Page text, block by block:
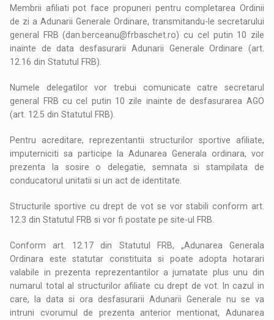
Membrii afiliati pot face propuneri pentru completarea Ordinii
de zi a Adunarii Generale Ordinare, transmitandu-le secretarului
general FRB (dan.berceanu@frbaschet.ro) cu cel putin 10 zile
inainte de data desfasurarii Adunarii Generale Ordinare (art.
12.16 din Statutul FRB).
Numele delegatilor vor trebui comunicate catre secretarul
general FRB cu cel putin 10 zile inainte de desfasurarea AGO
(art. 12.5 din Statutul FRB).
Pentru acreditare, reprezentantii structurilor sportive afiliate,
imputerniciti sa participe la Adunarea Generala ordinara, vor
prezenta la sosire o delegatie, semnata si stampilata de
conducatorul unitatii si un act de identitate.
Structurile sportive cu drept de vot se vor stabili conform art.
12.3 din Statutul FRB si vor fi postate pe site-ul FRB.
Conform art. 12.17 din Statutul FRB, „Adunarea Generala
Ordinara este statutar constituita si poate adopta hotarari
valabile in prezenta reprezentantilor a jumatate plus unu din
numarul total al structurilor afiliate cu drept de vot. In cazul in
care, la data si ora desfasurarii Adunarii Generale nu se va
intruni cvorumul de prezenta anterior mentionat, Adunarea